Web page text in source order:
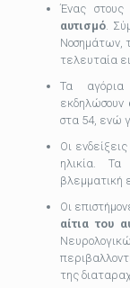
Ένας
αυτισμό.
Νοσημάτων,
τελευταία
Τα αγόρια
εκδηλώσουν
στα 54, ενώ
Οι ενδείξεις
ηλικία.
βλεμματική
Οι
αίτια του
της